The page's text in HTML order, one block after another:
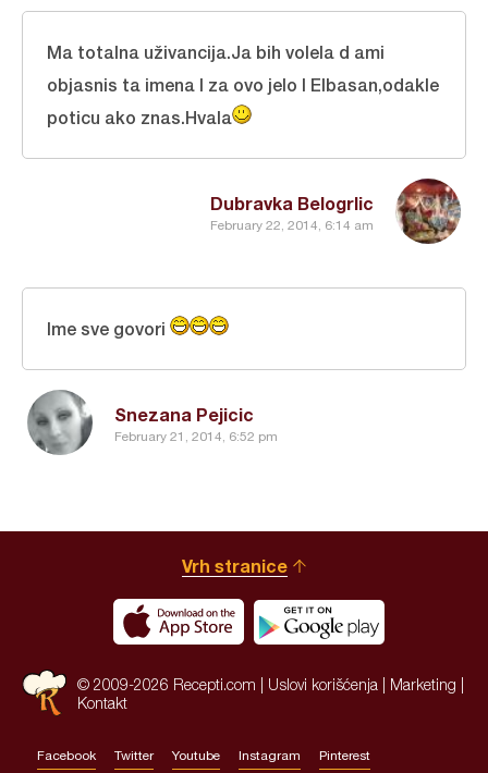
Dubravka Belogrlic
February 22, 2014, 6:14 am
Ma totalna uživancija.Ja bih volela d ami
objasnis ta imena I za ovo jelo I Elbasan,odakle
poticu ako znas.Hvala
Snezana Pejicic
February 21, 2014, 6:52 pm
Ime sve govori
Vrh stranice
© 2009-2026 Recepti.com | Uslovi korišćenja Marketing
Kontakt
Facebook Twitter Youtube Instagram Pinterest